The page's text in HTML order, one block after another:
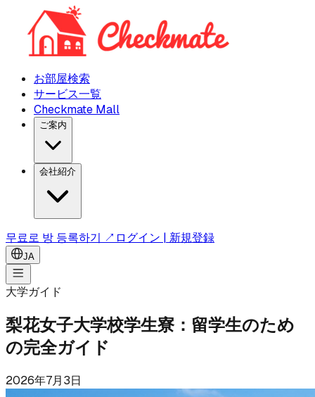
お部屋検索
サービス一覧
Checkmate Mall
ご案内
会社紹介
무료로 방 등록하기 ↗ ログイン | 新規登録
JA
大学ガイド
梨花女子大学校学生寮：留学生のため
の完全ガイド
2026年7月3日